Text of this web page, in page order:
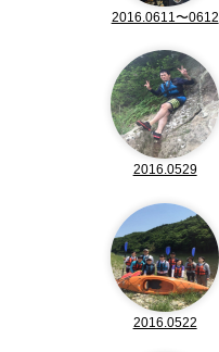
2016.0611〜0612
2016.0529
2016.0522